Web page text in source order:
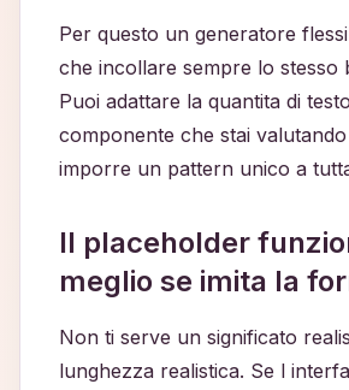
Per questo un generatore
che incollare sempre lo stesso
Puoi adattare la quantita di
componente che stai
imporre un pattern unico a
Il placeholder
meglio se imita la
Non ti serve un significato
lunghezza realistica. Se l